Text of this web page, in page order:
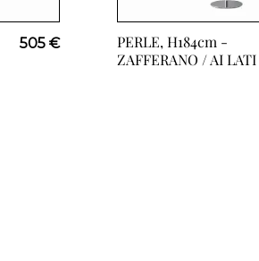
505 €
PERLE, H184cm -
ZAFFERANO / AI LATI